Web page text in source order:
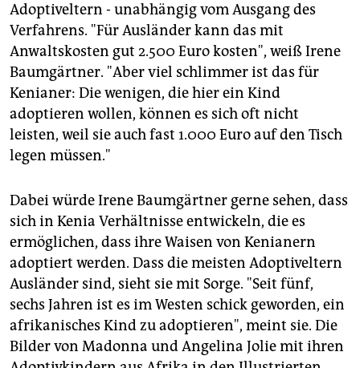
Adoptiveltern - unabhängig vom Ausgang des
Verfahrens. "Für Ausländer kann das mit
Anwaltskosten gut 2.500 Euro kosten", weiß Irene
Baumgärtner. "Aber viel schlimmer ist das für
Kenianer: Die wenigen, die hier ein Kind
adoptieren wollen, können es sich oft nicht
leisten, weil sie auch fast 1.000 Euro auf den Tisch
legen müssen."
Dabei würde Irene Baumgärtner gerne sehen, dass
sich in Kenia Verhältnisse entwickeln, die es
ermöglichen, dass ihre Waisen von Kenianern
adoptiert werden. Dass die meisten Adoptiveltern
Ausländer sind, sieht sie mit Sorge. "Seit fünf,
sechs Jahren ist es im Westen schick geworden, ein
afrikanisches Kind zu adoptieren", meint sie. Die
Bilder von Madonna und Angelina Jolie mit ihren